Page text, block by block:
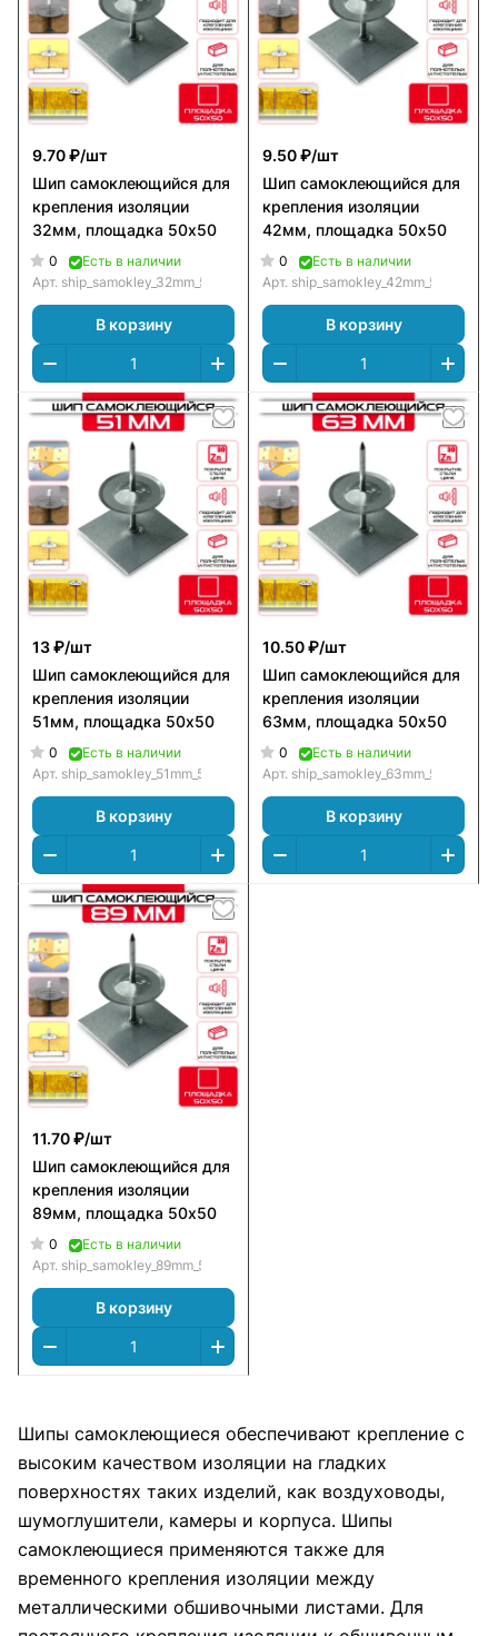
9.70 ₽/шт
Шип самоклеющийся для
крепления изоляции
32мм, площадка 50х50
0
Есть в наличии
Арт. ship_samokley_32mm_50х50
В корзину
9.50 ₽/шт
Шип самоклеющийся для
крепления изоляции
42мм, площадка 50х50
0
Есть в наличии
Арт. ship_samokley_42mm_50х50
В корзину
13 ₽/шт
Шип самоклеющийся для
крепления изоляции
51мм, площадка 50х50
0
Есть в наличии
Арт. ship_samokley_51mm_50х50
В корзину
10.50 ₽/шт
Шип самоклеющийся для
крепления изоляции
63мм, площадка 50х50
0
Есть в наличии
Арт. ship_samokley_63mm_50х50
В корзину
11.70 ₽/шт
Шип самоклеющийся для
крепления изоляции
89мм, площадка 50х50
0
Есть в наличии
Арт. ship_samokley_89mm_50х50
В корзину
Шипы самоклеющиеся обеспечивают крепление с
высоким качеством изоляции на гладких
поверхностях таких изделий, как воздуховоды,
шумоглушители, камеры и корпуса. Шипы
самоклеющиеся применяются также для
временного крепления изоляции между
металлическими обшивочными листами. Для